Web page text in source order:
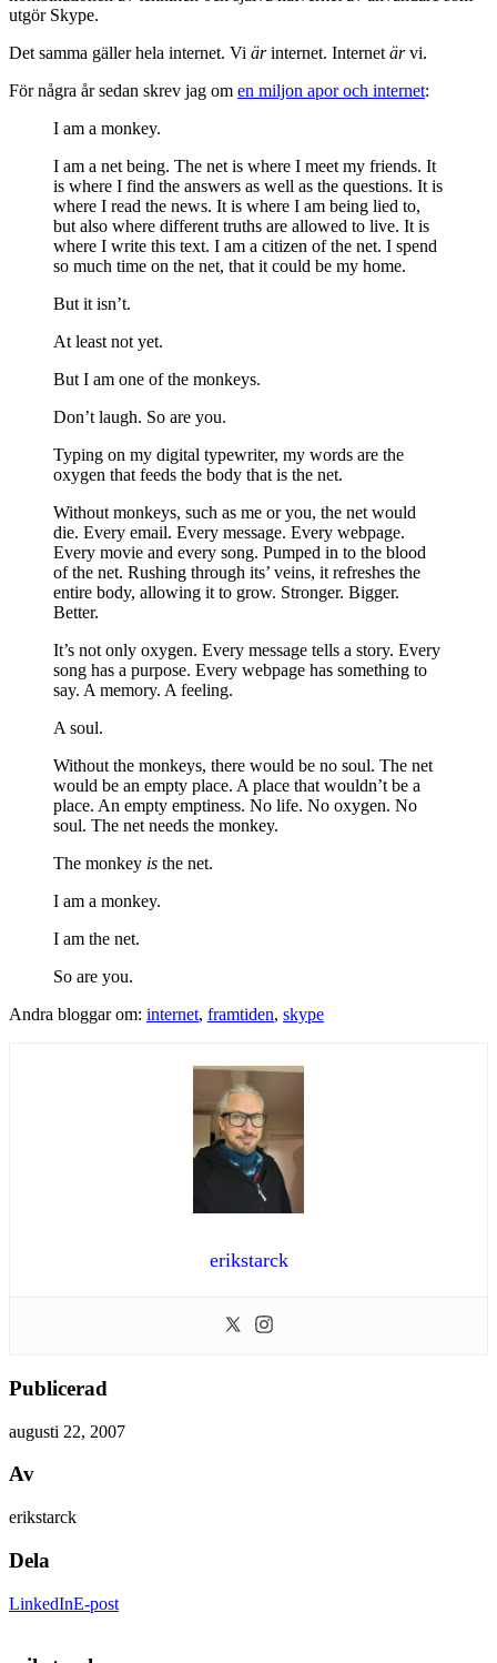
utgör Skype.
Det samma gäller hela internet. Vi ärinternet. Internet ärvi.
För några år sedan skrev jag om en miljon apor och internet:
I am a monkey.
I am a net being. The net is where I meet my friends. It
is where I find the answers as well as the questions. It is
where I read the news. It is where I am being lied to,
but also where different truths are allowed to live. It is
where I write this text. I am a citizen of the net. I spend
so much time on the net, that it could be my home.
But it isn’t.
At least not yet.
But I am one of the monkeys.
Don’t laugh. So are you.
Typing on my digital typewriter, my words are the
oxygen that feeds the body that is the net.
Without monkeys, such as me or you, the net would
die. Every email. Every message. Every webpage.
Every movie and every song. Pumped in to the blood
of the net. Rushing through its’ veins, it refreshes the
entire body, allowing it to grow. Stronger. Bigger.
Better.
It’s not only oxygen. Every message tells a story. Every
song has a purpose. Every webpage has something to
say. A memory. A feeling.
A soul.
Without the monkeys, there would be no soul. The net
would be an empty place. A place that wouldn’t be a
place. An empty emptiness. No life. No oxygen. No
soul. The net needs the monkey.
The monkey is the net.
I am a monkey.
I am the net.
So are you.
Andra bloggar om: internet, framtiden, skype
erikstarck
Publicerad
augusti 22, 2007
Av
erikstarck
Dela
LinkedInE-post